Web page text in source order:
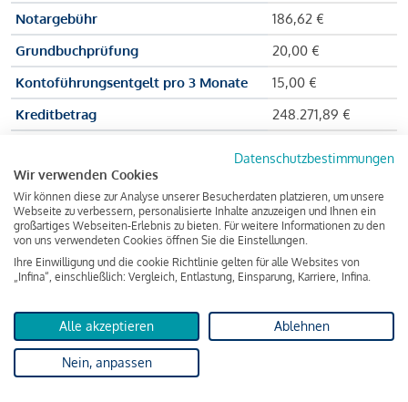
Notargebühr
186,62 €
Grundbuchprüfung
20,00 €
Kontoführungsentgelt pro 3 Monate
15,00 €
Kreditbetrag
248.271,89 €
Zu zahlender Gesamtbetrag
Kreditvermittler
INFINA Credit
Broker GmbH
von 237.000 Euro ausgezahlt, um die Wohnung zu kaufen.
Darüber hinaus fallen aber noch einige Gebühren an (z. B. die
Grundbucheintragungsgebühr), sodass die Bank den
Datenschutzbestimmungen
Wir verwenden Cookies
Wir können diese zur Analyse unserer Besucherdaten platzieren, um unsere
Webseite zu verbessern, personalisierte Inhalte anzuzeigen und Ihnen ein
großartiges Webseiten-Erlebnis zu bieten. Für weitere Informationen zu den
von uns verwendeten Cookies öffnen Sie die Einstellungen.
Ihre Einwilligung und die cookie Richtlinie gelten für alle Websites von
„Infina“, einschließlich: Vergleich, Entlastung, Einsparung, Karriere, Infina.
Alle akzeptieren Ablehnen
Nein, anpassen